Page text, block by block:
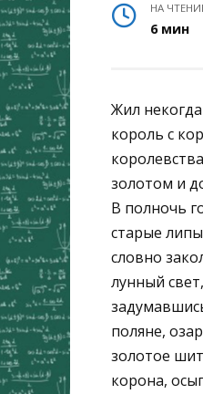
НА
6 мин
Жил
король с
золотом и
В полночь
старые
словно
лунный
поляне,
золотое
корона,